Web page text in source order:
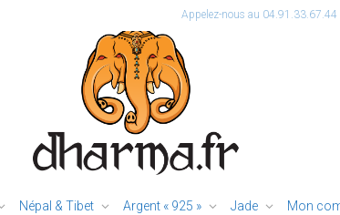
Appelez-nous au
Népal & Tibet Argent « 925 » Jade Mon